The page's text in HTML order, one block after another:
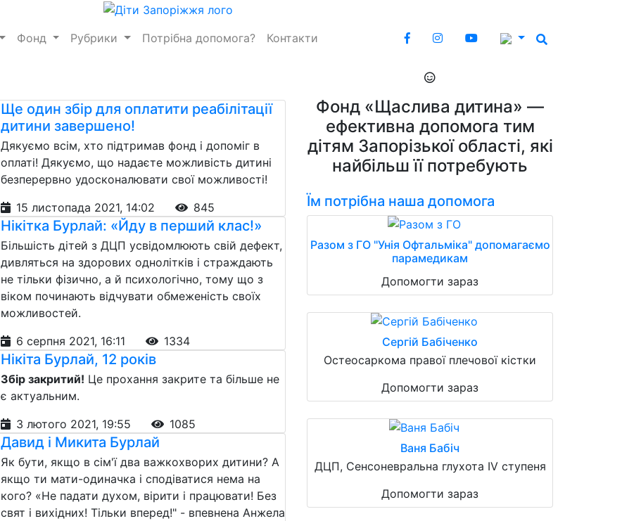
Фонд Рубрики Потрібна допомога? Контакти
Ще один збір для оплатити реабілітації
дитини завершено!
Дякуємо всім, хто підтримав фонд і допоміг в
оплаті! Дякуємо, що надаєте можливість дитині
безперервно удосконалювати свої можливості!
15 листопада 2021, 14:02
845
Нікітка Бурлай: «Йду в перший клас!»
Більшість дітей з ДЦП усвідомлюють свій дефект,
дивляться на здорових однолітків і страждають
не тільки фізично, а й психологічно, тому що з
віком починають відчувати обмеженість своїх
можливостей.
6 серпня 2021, 16:11
1334
Нікіта Бурлай, 12 років
Збір закритий! Це прохання закрите та більше не
є актуальним.
3 лютого 2021, 19:55
1085
Давид і Микита Бурлай
Як бути, якщо в сім'ї два важкохворих дитини? А
якщо ти мати-одиначка і сподіватися нема на
кого? «Не падати духом, вірити і працювати! Без
свят і вихідних! Тільки вперед!" - впевнена Анжела
Фонд «Щаслива дитина» —
ефективна допомога тим
дітям Запорізької області, які
найбільш її потребують
Їм потрібна наша допомога
Разом з ГО "Унія Офтальміка" допомагаємо
парамедикам
Допомогти зараз
Сергій Бабіченко
Остеосаркома правої плечової кістки
Допомогти зараз
Ваня Бабіч
ДЦП, Сенсоневральна глухота IV ступеня
Допомогти зараз